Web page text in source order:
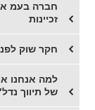
חברה בעמ
זכיינות
​חקר שוק
​למה אנחנו
של תיווך